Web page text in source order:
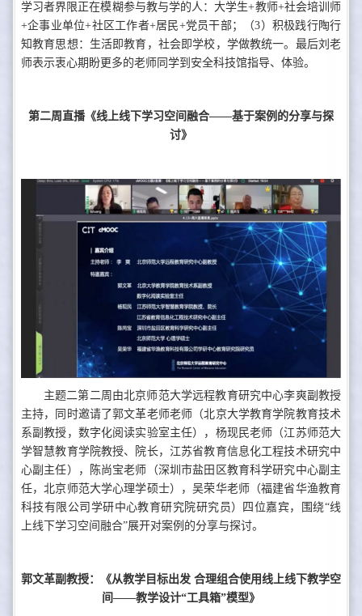
学习者界限正在模糊参与教与学的人：大学生+教师+社会培训师
+企事业单位+社区工作者+居民+党员干部；（3）积极践行陶行
知教育思想：生活即教育，社会即学校，学做教统一。最后刘老
师表示衷心期盼更多的老师同学到安全科技馆指导、体验。
第二周直播《线上线下学习空间融合——基于案例的分享与探
讨》
主题二第二周由北京师范大学远程教育研究中心李爽副教授
主持，同时邀请了郭文革老师老师（北京大学教育学院教育技术
系副教授，数字化阅读实验室主任），杨现民老师（江苏师范大
学智慧教育学院教授、院长，江苏省教育信息化工程技术研究中
心副主任），陈尚宝老师（深圳市盐田区教育科学研究中心副主
任，北京师范大学心理学硕士），吴荣华老师（福建省华渔教育
科技有限公司学研中心教育研究院研究员）四位嘉宾，围绕“线
上线下学习空间融合”展开对案例的分享与探讨。
郭文革副教授：《从教学目标出发 合理组合使用线上线下教学空
间——教学设计“工具箱”模型》